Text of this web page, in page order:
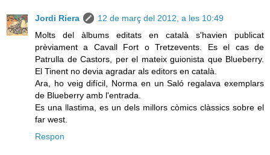
Jordi Riera
12 de març del 2012, a les 10:49
Molts del àlbums editats en català s'havien publicat
prèviament a Cavall Fort o Tretzevents. Es el cas de
Patrulla de Castors, per el mateix guionista que Blueberry.
El Tinent no devia agradar als editors en català.
Ara, ho veig difícil, Norma en un Saló regalava exemplars
de Blueberry amb l'entrada.
Es una llastima, es un dels millors còmics clàssics sobre el
far west.
Respon